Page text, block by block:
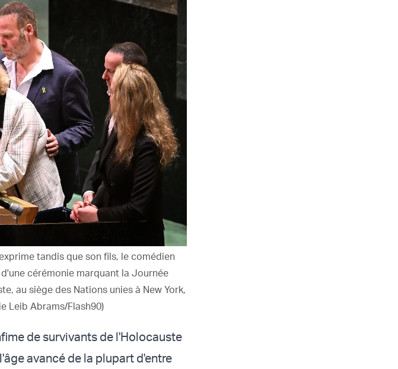
tandis que son fils, le comédien
cérémonie marquant la Journée
au siège des Nations unies à New York,
Leib Abrams/Flash90)
de survivants de l'Holocauste
avancé de la plupart d'entre